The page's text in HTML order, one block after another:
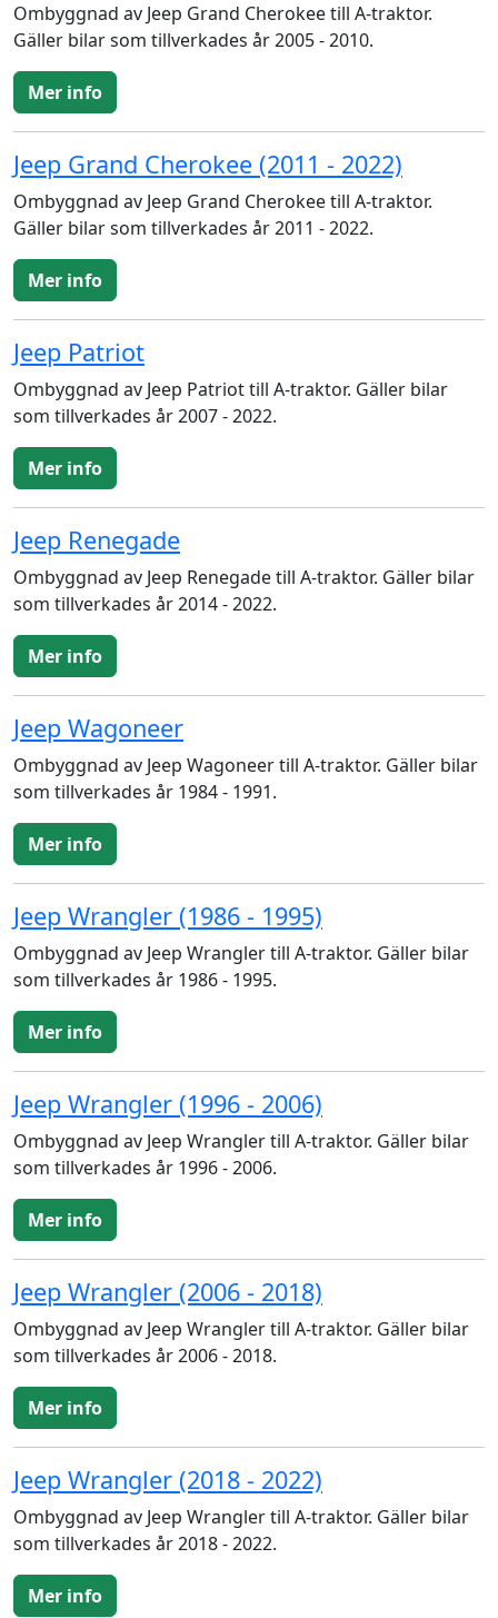
Ombyggnad av Jeep Grand Cherokee till A-traktor.
Gäller bilar som tillverkades år 2005 - 2010.
Mer info
Jeep Grand Cherokee (2011 - 2022)
Ombyggnad av Jeep Grand Cherokee till A-traktor.
Gäller bilar som tillverkades år 2011 - 2022.
Mer info
Jeep Patriot
Ombyggnad av Jeep Patriot till A-traktor. Gäller bilar
som tillverkades år 2007 - 2022.
Mer info
Jeep Renegade
Ombyggnad av Jeep Renegade till A-traktor. Gäller bilar
som tillverkades år 2014 - 2022.
Mer info
Jeep Wagoneer
Ombyggnad av Jeep Wagoneer till A-traktor. Gäller bilar
som tillverkades år 1984 - 1991.
Mer info
Jeep Wrangler (1986 - 1995)
Ombyggnad av Jeep Wrangler till A-traktor. Gäller bilar
som tillverkades år 1986 - 1995.
Mer info
Jeep Wrangler (1996 - 2006)
Ombyggnad av Jeep Wrangler till A-traktor. Gäller bilar
som tillverkades år 1996 - 2006.
Mer info
Jeep Wrangler (2006 - 2018)
Ombyggnad av Jeep Wrangler till A-traktor. Gäller bilar
som tillverkades år 2006 - 2018.
Mer info
Jeep Wrangler (2018 - 2022)
Ombyggnad av Jeep Wrangler till A-traktor. Gäller bilar
som tillverkades år 2018 - 2022.
Mer info